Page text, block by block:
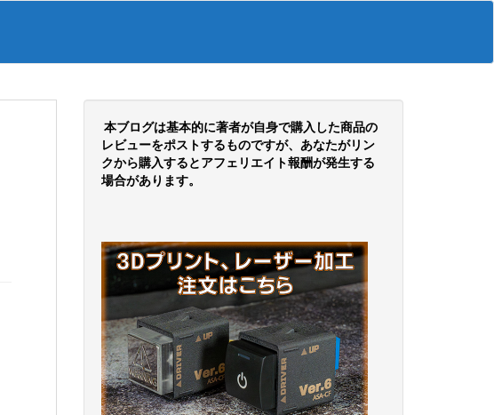
本ブログは基本的に著者が自身で購入した商品の
レビューをポストするものですが、あなたがリン
クから購入するとアフェリエイト報酬が発生する
場合があります。